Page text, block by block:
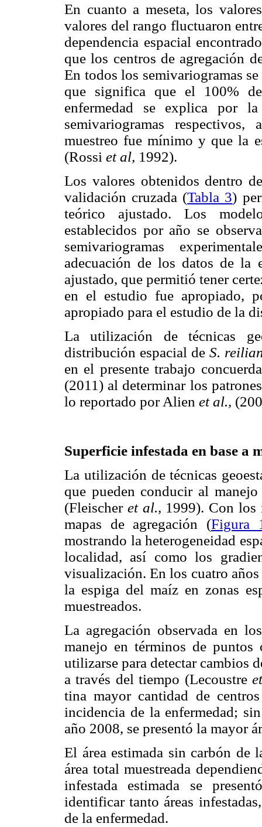
En cuanto a meseta, los
valores del rango fluctuaron
dependencia espacial
que los centros de agregación
En todos los semivariogramas
que significa que el 100%
enfermedad se explica por
semivariogramas
muestreo fue mínimo y que la
(Rossi et al, 1992).
Los valores obtenidos dentro
validación cruzada (Tabla 3)
teórico ajustado. Los
establecidos por año se
semivariogramas
adecuación de los datos de la
ajustado, que permitió tener
en el estudio fue apropiado,
apropiado para el estudio de la
La utilización de técnicas
distribución espacial de S.
en el presente trabajo
(2011) al determinar los
lo reportado por Alien et al.,
Superficie infestada en base a
La utilización de técnicas
que pueden conducir al
(Fleischer et al., 1999). Con los
mapas de agregación (Figura
mostrando la heterogeneidad
localidad, así como los
visualización. En los cuatro
la espiga del maíz en zonas
muestreados.
La agregación observada en
manejo en términos de puntos
utilizarse para detectar cambios
a través del tiempo (Lecoustre
tina mayor cantidad de
incidencia de la enfermedad;
año 2008, se presentó la mayor
El área estimada sin carbón de
área total muestreada
infestada estimada se
identificar tanto áreas
de la enfermedad.